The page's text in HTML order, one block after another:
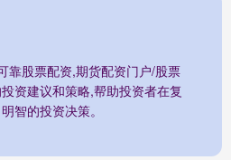
靠股票配资,期货配资门户/股票
资建议和策略,帮助投资者在复
智的投资决策。